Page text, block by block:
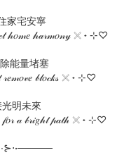
家宅安寧
𝒽𝑜𝓂𝑒 𝒽𝒶𝓇𝓂𝑜𝓃𝓎 𓏴 ˖ ⊹♡
能量堵塞
𝒷𝓁𝑜𝒸𝓀𝓈 𓏴 ˖ ⊹♡
明未來
𝒶 𝒷𝓇𝒾𝑔𝒽𝓉 𝓅𝒶𝓉𝒽 𓏴 ˖ ⊹♡